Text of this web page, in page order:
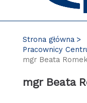
Strona główna
Pracownicy
mgr Beata Romek
mgr Beata